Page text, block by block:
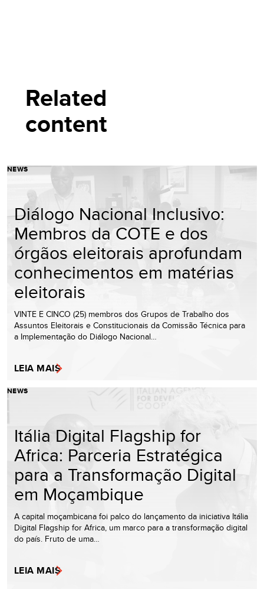
Related
content
NEWS
Diálogo Nacional Inclusivo:
Membros da COTE e dos
órgãos eleitorais aprofundam
conhecimentos em matérias
eleitorais
VINTE E CINCO (25) membros dos Grupos de Trabalho dos
Assuntos Eleitorais e Constitucionais da Comissão Técnica para
a Implementação do Diálogo Nacional…
LEIA MAIS
NEWS
Itália Digital Flagship for
Africa: Parceria Estratégica
para a Transformação Digital
em Moçambique
A capital moçambicana foi palco do lançamento da iniciativa Itália
Digital Flagship for Africa, um marco para a transformação digital
do país. Fruto de uma…
LEIA MAIS